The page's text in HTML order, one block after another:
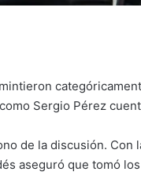
Sergio Pérez
de la discusión. Con
aseguró que tomó